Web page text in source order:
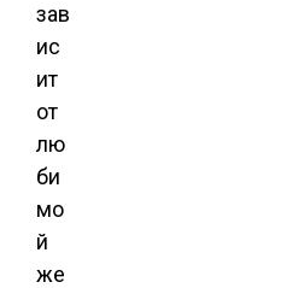
зав
ис
ит
от
лю
би
мо
й
же